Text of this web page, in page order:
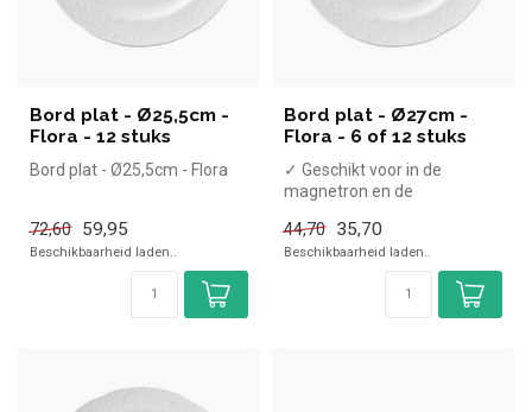
Bord plat - Ø25,5cm -
Flora - 12 stuks
Bord plat - Ø25,5cm - Flora
72,60 59,95
Beschikbaarheid laden..
Bord plat - Ø27cm -
Flora - 6 of 12 stuks
✓ Geschikt voor in de
magnetron en de
44,70
35,70
Beschikbaarheid laden..